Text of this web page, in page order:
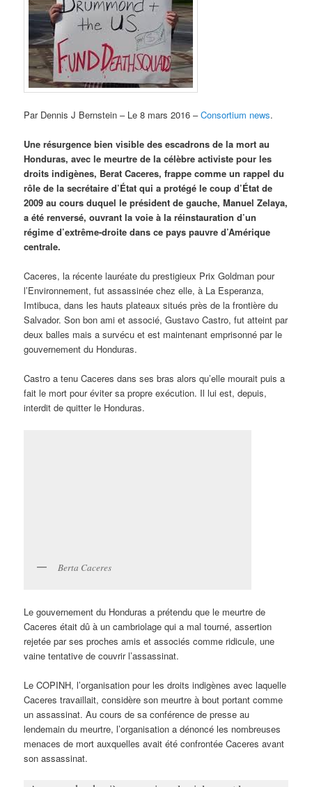
Par Dennis J Bernstein – Le 8 mars 2016 –Consortium news.
Une résurgence bien visible des escadrons de la mort au
Honduras, avec le meurtre de la célèbre activiste pour les
droits indigènes, Berat Caceres, frappe comme un rappel du
rôle de la secrétaire d’État qui a protégé le coup d’État de
2009 au cours duquel le président de gauche, Manuel Zelaya,
a été renversé, ouvrant la voie à la réinstauration d’un
régime d’extrême-droite dans ce pays pauvre d’Amérique
centrale.
Caceres, la récente lauréate du prestigieux Prix Goldman pour
l’Environnement, fut assassinée chez elle, à La Esperanza,
Imtibuca, dans les hauts plateaux situés près de la frontière du
Salvador. Son bon ami et associé, Gustavo Castro, fut atteint par
deux balles mais a survécu et est maintenant emprisonné par le
gouvernement du Honduras.
Castro a tenu Caceres dans ses bras alors qu’elle mourait puis a
fait le mort pour éviter sa propre exécution. Il lui est, depuis,
interdit de quitter le Honduras.
Berta Caceres
Le gouvernement du Honduras a prétendu que le meurtre de
Caceres était dû à un cambriolage qui a mal tourné, assertion
rejetée par ses proches amis et associés comme ridicule, une
vaine tentative de couvrir l’assassinat.
Le COPINH, l’organisation pour les droits indigènes avec laquelle
Caceres travaillait, considère son meurtre à bout portant comme
un assassinat. Au cours de sa conférence de presse au
lendemain du meurtre, l’organisation a dénoncé les nombreuses
menaces de mort auxquelles avait été confrontée Caceres avant
son assassinat.